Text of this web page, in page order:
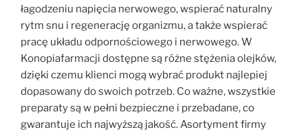
łagodzeniu napięcia nerwowego, wspierać naturalny
rytm snu i regenerację organizmu, a także wspierać
pracę układu odpornościowego i nerwowego. W
Konopiafarmacji dostępne są różne stężenia olejków,
dzięki czemu klienci mogą wybrać produkt najlepiej
dopasowany do swoich potrzeb. Co ważne, wszystkie
preparaty są w pełni bezpieczne i przebadane, co
gwarantuje ich najwyższą jakość. Asortyment firmy